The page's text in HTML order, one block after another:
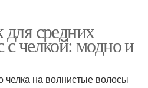
средних
с челкой: модно и
челка на волнистые волосы